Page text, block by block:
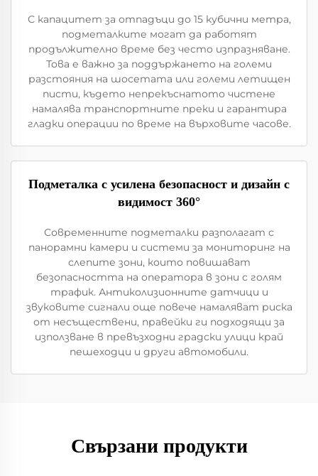
С капацитет за отпадъци до 15 кубични метра,
подметалките могат да работят
продължително време без често изпразняване.
Това е важно за поддържането на големи
разстояния на шосетата или големи летищен
писти, където непрекъснатото чистене
намалява транспортните преки и гарантира
гладки операции по време на върховите часове.
Подметалка с усилена безопасност и дизайн с
видимост 360°
Современните подметалки разполагат с
панорамни камери и системи за мониторинг на
слепите зони, които повишават
безопасността на оператора в зони с голям
трафик. Антиколизионните датчици и
звуковите сигнали още повече намаляват риска
от несъществени, правейки ги подходящи за
използване в превъзходни градски улици край
пешеходци и други автомобили.
Свързани продукти